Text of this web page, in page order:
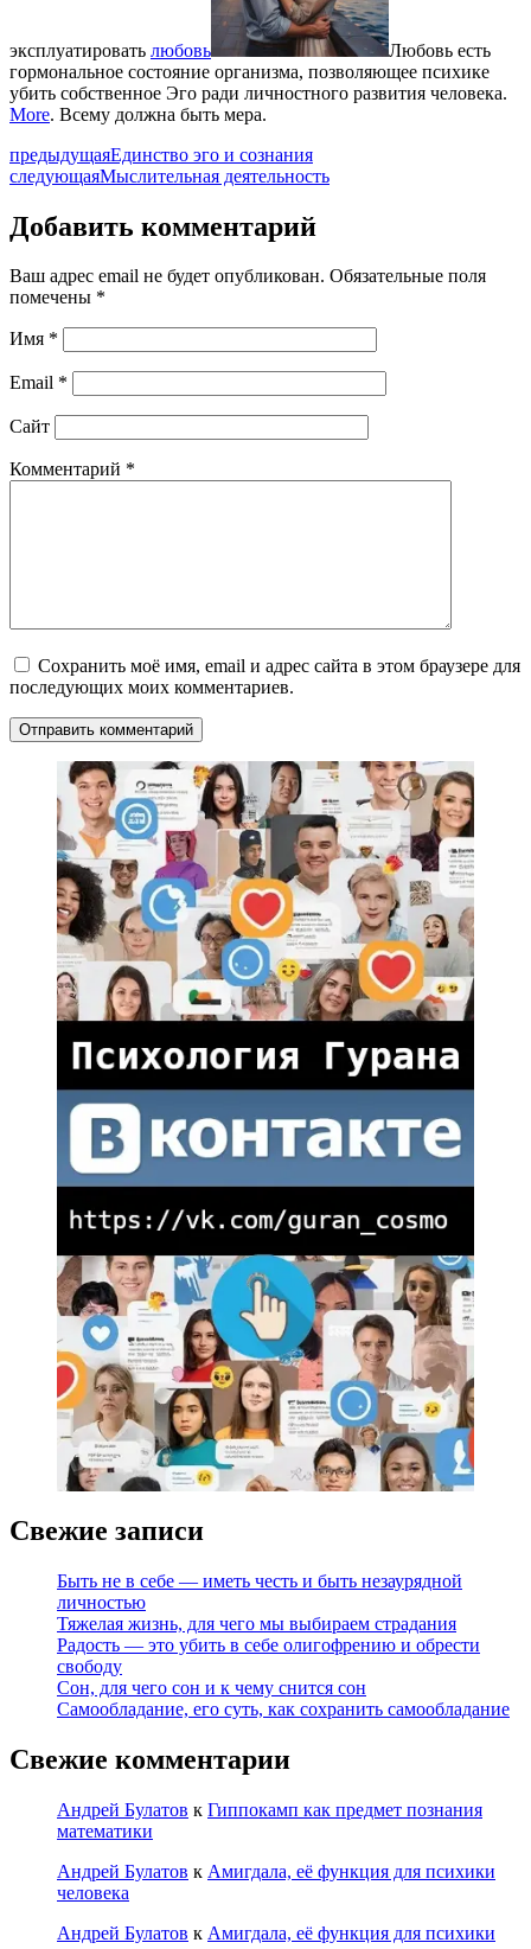
эксплуатировать любовь
Любовь есть
гормональное состояние организма, позволяющее психике
убить собственное Эго ради личностного развития человека.
More. Всему должна быть мера.
предыдущаяЕдинство эго и сознания
следующаяМыслительная деятельность
Добавить комментарий
Ваш адрес email не будет опубликован. Обязательные поля
помечены *
Имя *
Email *
Сайт
Комментарий *
Сохранить моё имя, email и адрес сайта в этом браузере для
последующих моих комментариев.
Свежие записи
Быть не в себе — иметь честь и быть незаурядной
личностью
Тяжелая жизнь, для чего мы выбираем страдания
Радость — это убить в себе олигофрению и обрести
свободу
Сон, для чего сон и к чему снится сон
Самообладание, его суть, как сохранить самообладание
Свежие комментарии
Андрей Булатов к Гиппокамп как предмет познания
математики
Андрей Булатов к Амигдала, её функция для психики
человека
Андрей Булатов к Амигдала, её функция для психики